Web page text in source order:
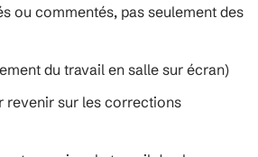
ou commentés, pas seulement des
du travail en salle sur écran)
revenir sur les corrections